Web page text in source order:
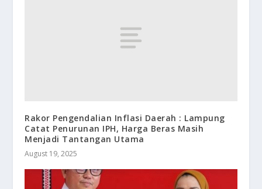
Rakor Pengendalian Inflasi Daerah : Lampung
Catat Penurunan IPH, Harga Beras Masih
Menjadi Tantangan Utama
August 19, 2025